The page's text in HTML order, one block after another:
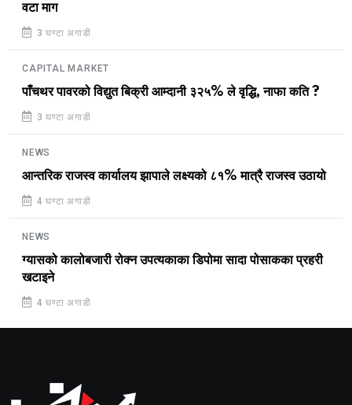
वटा माग
3 घण्टा अगाडी
CAPITAL MARKET
पाँचथर पावरको विद्युत बिक्री आम्दानी ३२५% ले वृद्धि, नाफा कति ?
3 घण्टा अगाडी
NEWS
आन्तरिक राजस्व कार्यालय झापाले लक्ष्यको ८१% मात्रै राजस्व उठायो
4 घण्टा अगाडी
NEWS
ग्यासको कालोबजारी रोक्न उपत्यकाका डिपोमा सादा पोसाकका प्रहरी
खटाइने
4 घण्टा अगाडी